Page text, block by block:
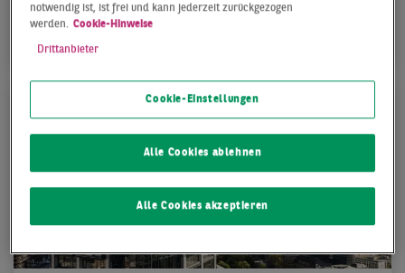
...
notwendig ist, ist frei und kann jederzeit zurückgezogen
werden. Cookie-Hinweise
Drittanbieter
Cookie-Einstellungen
Alle Cookies ablehnen
Alle Cookies akzeptieren